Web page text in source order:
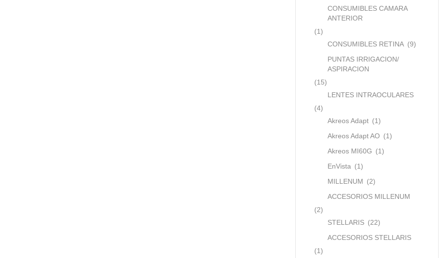
CONSUMIBLES CAMARA
ANTERIOR
(1)
CONSUMIBLES RETINA (9)
PUNTAS IRRIGACION/
ASPIRACION
(15)
LENTES INTRAOCULARES
(4)
Akreos Adapt (1)
Akreos Adapt AO (1)
Akreos MI60G (1)
EnVista (1)
MILLENUM (2)
ACCESORIOS MILLENUM
(2)
STELLARIS (22)
ACCESORIOS STELLARIS
(1)